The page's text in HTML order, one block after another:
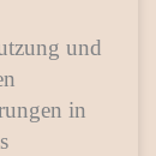
und
in